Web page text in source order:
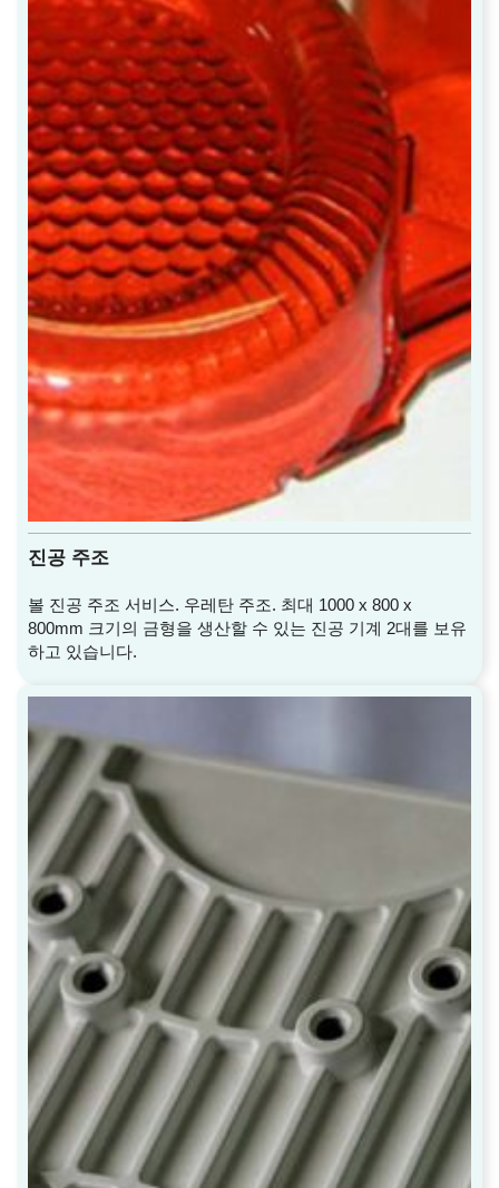
진공 주조
볼 진공 주조 서비스. 우레탄 주조. 최대 1000 x 800 x
800mm 크기의 금형을 생산할 수 있는 진공 기계 2대를 보유
하고 있습니다.